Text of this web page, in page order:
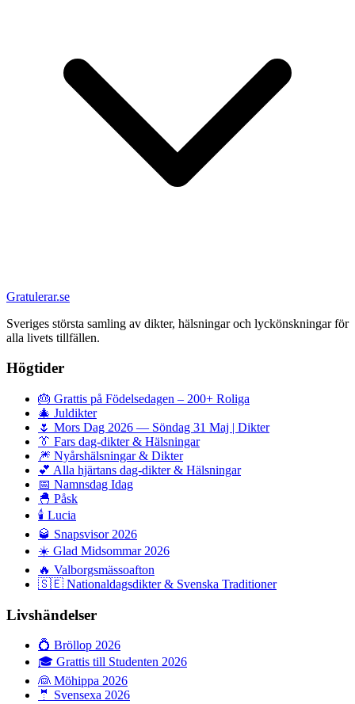
Gratulerar.se
Sveriges största samling av dikter, hälsningar och lyckönskningar för
alla livets tillfällen.
Högtider
🎂 Grattis på Födelsedagen – 200+ Roliga
🎄 Juldikter
🌷 Mors Dag 2026 — Söndag 31 Maj | Dikter
👔 Fars dag-dikter & Hälsningar
🎆 Nyårshälsningar & Dikter
💕 Alla hjärtans dag-dikter & Hälsningar
📅 Namnsdag Idag
🐣 Påsk
🕯️ Lucia
🥃 Snapsvisor 2026
☀️ Glad Midsommar 2026
🔥 Valborgsmässoafton
🇸🇪 Nationaldagsdikter & Svenska Traditioner
Livshändelser
💍 Bröllop 2026
🎓 Grattis till Studenten 2026
👰 Möhippa 2026
🤵 Svensexa 2026